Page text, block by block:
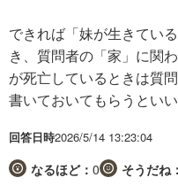
できれば「妹が生きてい
き、質問者の「家」に関
が死亡しているときは質
書いておいてもらうとい
回答日時2026/5/14 13:23:04
なるほど： 0 そうだね：